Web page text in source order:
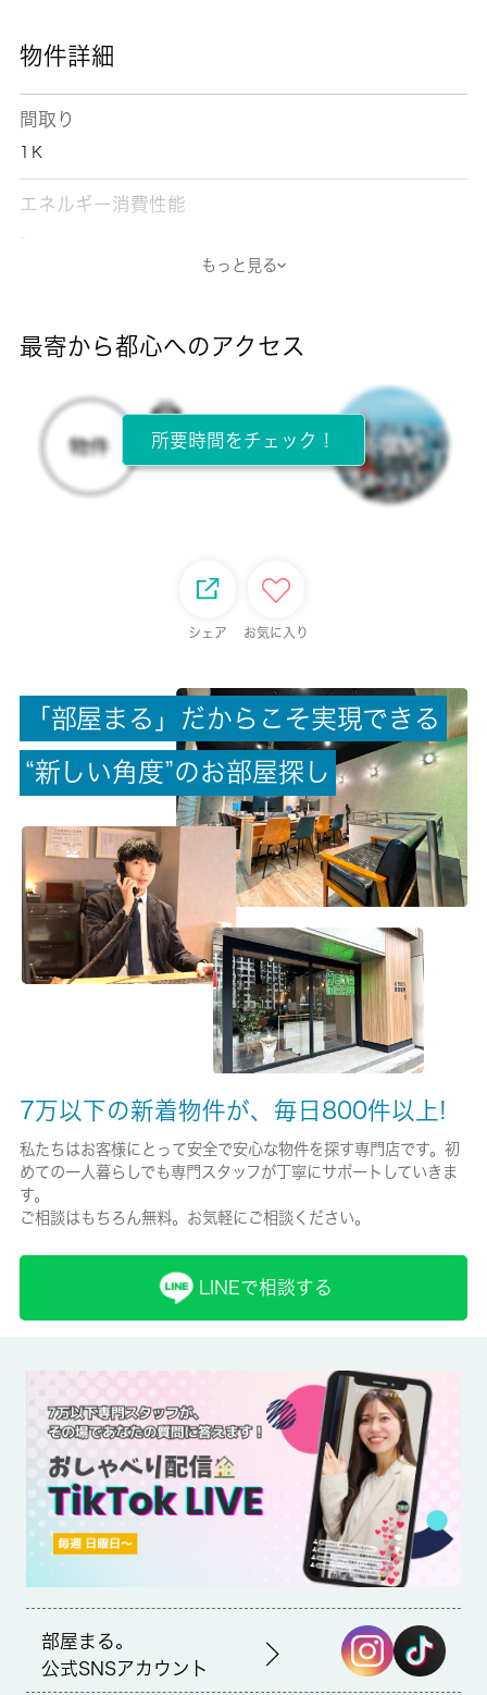
物件詳細
間取り
1Ｋ
エネルギー消費性能
-
所在階
3階 / 3階建
償却/敷引
-/-
権利金/雑費
-/-
総戸数
24戸
現状/入居可能日
保険加入/料金
有/26680円
保険名/保険期間
-/2年
保証会社の利用 利用料の100％～120％
賃貸区分/契約期間
一般/-
取引形態
備考
もっと見る
最寄から都心へのアクセス
所要時間をチェック！
シェア お気に入り
「 部屋 ま る 」 だ か ら こ そ実現で き る
“新 し い角 度”のお部屋探 し
7万以下の新着物件が、毎日800件以上!
私たちはお客様にとって安全で安心な物件を探す専門店です。初
めての一人暮らしでも専門スタッフが丁寧にサポートしていきま
す。
ご相談はもちろん無料。お気軽にご相談ください。
LINEで相談する
部屋まる。
公式SNSアカウント